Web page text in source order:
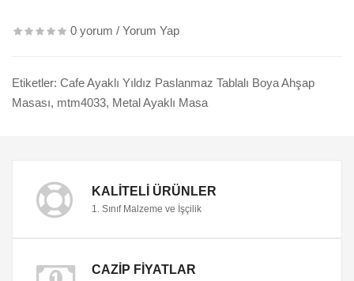
0 yorum / Yorum Yap
Etiketler: Cafe Ayaklı Yıldız Paslanmaz Tablalı Boya Ahşap
Masası, mtm4033, Metal Ayaklı Masa
KALITELI ÜRÜNLER
1. Sınıf Malzeme ve İşçilik
CAZIP FIYATLAR